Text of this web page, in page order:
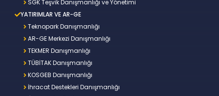
SGK Teşvik Danışmanlığı ve Yönetimi
YATIRIMLAR VE AR-GE
Teknopark Danışmanlığı
AR-GE Merkezi Danışmanlığı
TEKMER Danışmanlığı
TÜBİTAK Danışmanlığı
KOSGEB Danışmanlığı
İhracat Destekleri Danışmanlığı